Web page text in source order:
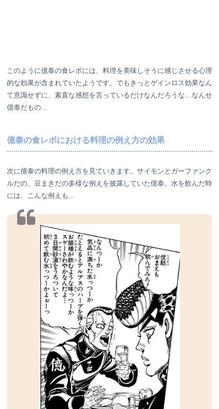
このように億泰の食レポには、料理を美味しそうに感じさせる心理
的な効果が含まれていたようです。でもきっとゲインロス効果なん
て意識せずに、素直な感想を言っているだけなんだろうな…なんせ
億泰だもの…
億泰の食レポにおける料理の例え方の効果
次に億泰の料理の例え方を見ていきます。サイモンとガーファンク
ルだの、豆まきだの多様な例えを披露していた億泰。水を飲んだ時
には、こんな例えも…